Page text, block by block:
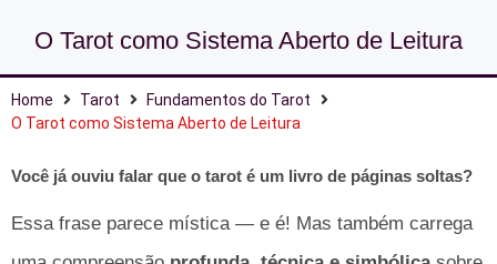
O Tarot como Sistema Aberto de Leitura
Home Tarot
Fundamentos do Tarot
O Tarot como Sistema Aberto de Leitura
Você já ouviu falar que o tarot é um livro de páginas soltas?
Essa frase parece mística — e é! Mas também carrega